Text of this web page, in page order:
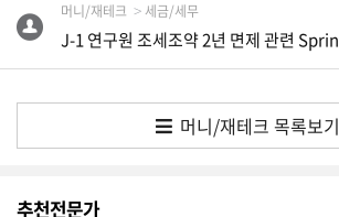
호
청
삭
머니/재테크 세금/세무
머니/재테크 목록보기
추천전문가